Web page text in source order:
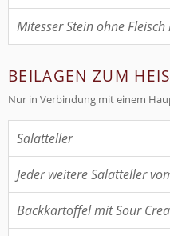
Mitesser Stein ohne
BEILAGEN ZUM
Nur in Verbindung mit einem
Salatteller
Jeder weitere Salatteller
Backkartoffel mit Sour